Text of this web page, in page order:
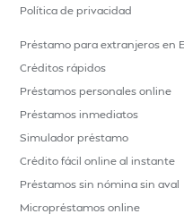
Política de privacidad
Préstamo para extranjeros en
Créditos rápidos
Préstamos personales online
Préstamos inmediatos
Simulador préstamo
Crédito fácil online al instante
Préstamos sin nómina sin aval
Micropréstamos online